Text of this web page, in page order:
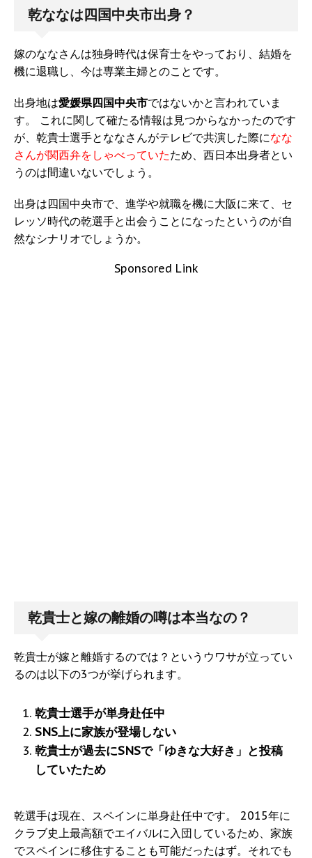
乾ななは四国中央市出身？
嫁のななさんは独身時代は保育士をやっており、結婚を
機に退職し、今は専業主婦とのことです。
出身地は愛媛県四国中央市ではないかと言われていま
す。 これに関して確たる情報は見つからなかったのです
が、乾貴士選手とななさんがテレビで共演した際になな
さんが関西弁をしゃべっていたため、西日本出身者とい
うのは間違いないでしょう。
出身は四国中央市で、進学や就職を機に大阪に来て、セ
レッソ時代の乾選手と出会うことになったというのが自
然なシナリオでしょうか。
Sponsored Link
乾貴士と嫁の離婚の噂は本当なの？
乾貴士が嫁と離婚するのでは？というウワサが立ってい
るのは以下の3つが挙げられます。
乾貴士選手が単身赴任中
SNS上に家族が登場しない
乾貴士が過去にSNSで「ゆきな大好き」と投稿
していたため
乾選手は現在、スペインに単身赴任中です。 2015年に
クラブ史上最高額でエイバルに入団しているため、家族
でスペインに移住することも可能だったはず。それでも